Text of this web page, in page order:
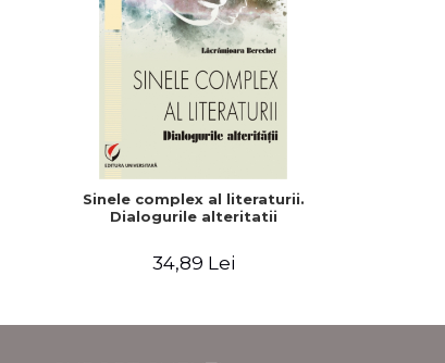
Sinele complex al literaturii.
Dialogurile alteritatii
34,89 Lei